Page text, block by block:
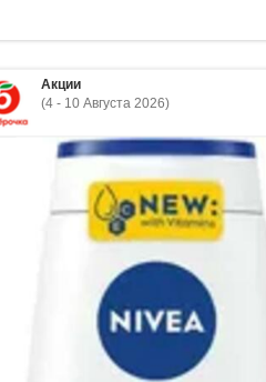
Акции
(4 - 10 Августа 2026)